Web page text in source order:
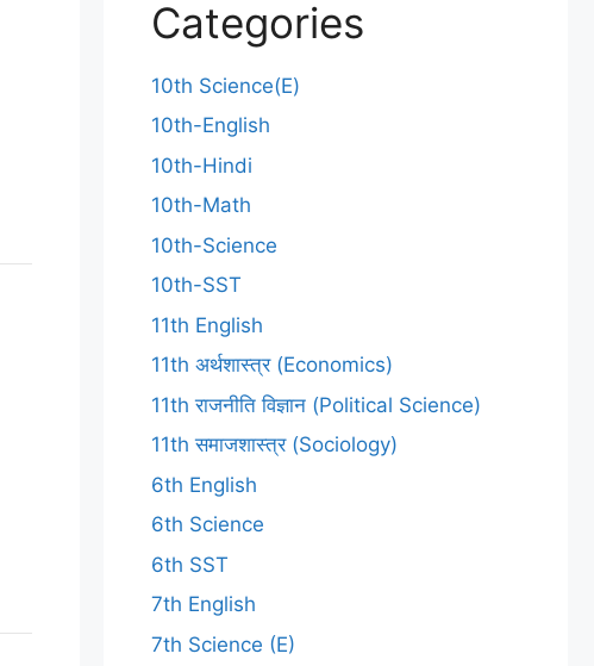
Categories
10th Science(E)
10th-English
10th-Hindi
10th-Math
10th-Science
10th-SST
11th English
11th अर्थशास्त्र (Economics)
11th राजनीति विज्ञान (Political Science)
11th समाजशास्त्र (Sociology)
6th English
6th Science
6th SST
7th English
7th Science (E)